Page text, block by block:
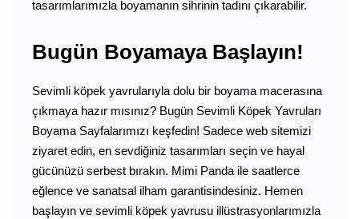
tasarımlarımızla boyamanın sihrinin tadını çıkarabilir.
Bugün Boyamaya Başlayın!
Sevimli köpek yavrularıyla dolu bir boyama macerasına
çıkmaya hazır mısınız? Bugün Sevimli Köpek Yavruları
Boyama Sayfalarımızı keşfedin! Sadece web sitemizi
ziyaret edin, en sevdiğiniz tasarımları seçin ve hayal
gücünüzü serbest bırakın. Mimi Panda ile saatlerce
eğlence ve sanatsal ilham garantisindesiniz. Hemen
başlayın ve sevimli köpek yavrusu illüstrasyonlarımızla